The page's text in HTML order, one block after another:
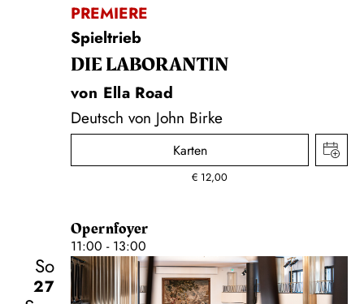
PREMIERE
Spieltrieb
DIE LA­BO­RAN­TIN
von Ella Road
Deutsch von John Birke
Karten
€ 12,00
Opernfoyer
11:00 - 13:00
So
27